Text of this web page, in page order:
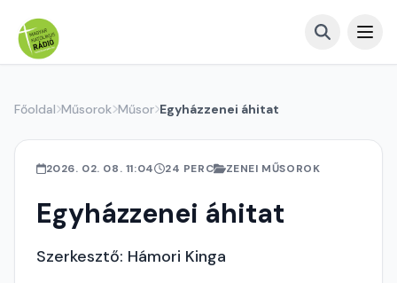
Főoldal Műsorok Műsor Egyházzenei áhitat
2026. 02. 08. 11:04 24 PERC ZENEI MŰSOROK
Egyházzenei áhitat
Szerkesztő: Hámori Kinga